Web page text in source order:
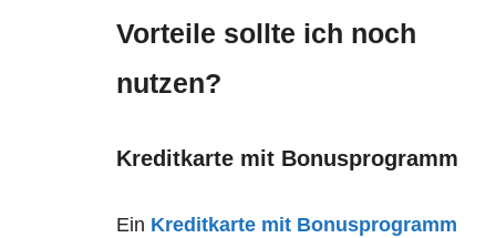
Vorteile sollte ich noch
nutzen?
Kreditkarte mit Bonusprogramm
Ein Kreditkarte mit Bonusprogramm